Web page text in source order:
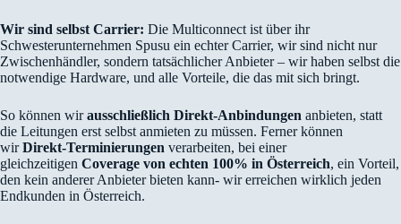
Wir sind selbst Carrier: Die Multiconnect ist über ihr
Schwesterunternehmen Spusu ein echter Carrier, wir sind nicht nur
Zwischenhändler, sondern tatsächlicher Anbieter – wir haben selbst die
notwendige Hardware, und alle Vorteile, die das mit sich bringt.
So können wirausschließlich Direkt-Anbindungen anbieten, statt
die Leitungen erst selbst anmieten zu müssen. Ferner können
wirDirekt-Terminierungen verarbeiten, bei einer
gleichzeitigen Coverage von echten 100% in Österreich, ein Vorteil,
den kein anderer Anbieter bieten kann- wir erreichen wirklich jeden
Endkunden in Österreich.